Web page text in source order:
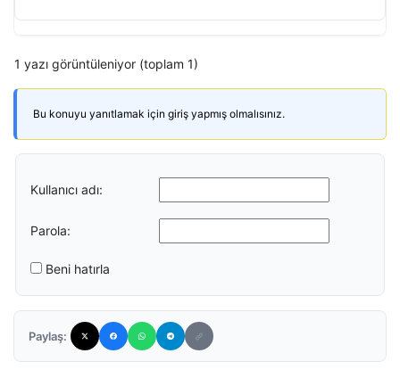
1 yazı görüntüleniyor (toplam 1)
Bu konuyu yanıtlamak için giriş yapmış olmalısınız.
Kullanıcı adı:
Parola:
Beni hatırla
Paylaş: